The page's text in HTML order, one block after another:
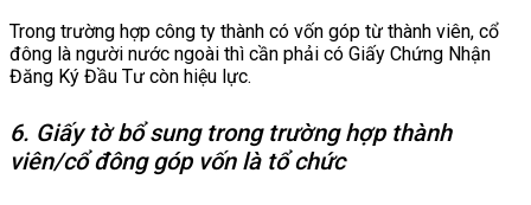
Trong trường hợp công ty thành có vốn góp từ thành viên, cổ
đông là người nước ngoài thì cần phải có Giấy Chứng Nhận
Đăng Ký Đầu Tư còn hiệu lực.
6. Giấy tờ bổ sung trong trường hợp thành
viên/cổ đông góp vốn là tổ chức